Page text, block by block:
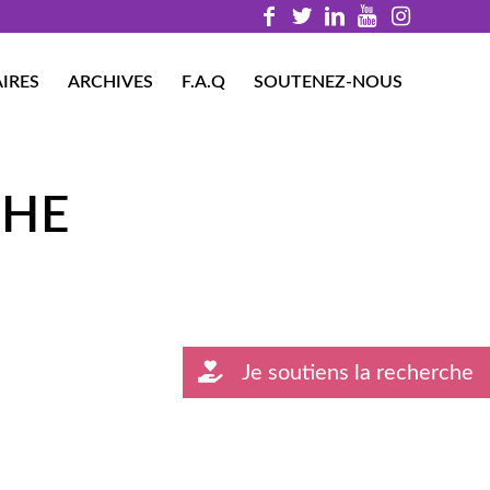
ARCHIVES F.A.Q SOUTENEZ-NOUS
Je soutiens la recherche